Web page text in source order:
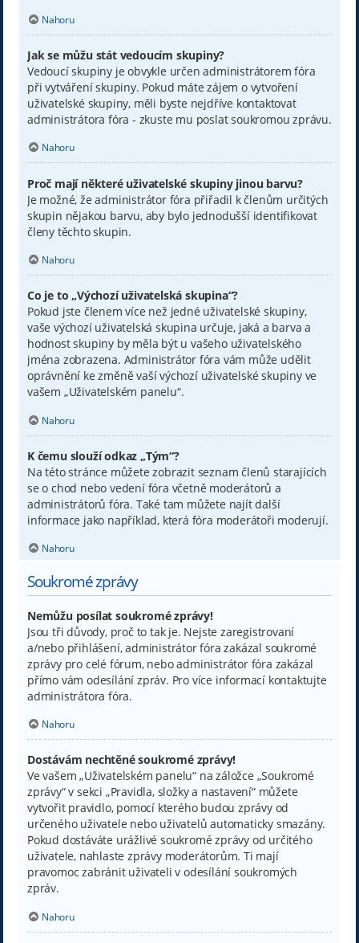
Nahoru
Jak se můžu stát vedoucím skupiny?
Vedoucí skupiny je obvykle určen administrátorem fóra
při vytváření skupiny. Pokud máte zájem o vytvoření
uživatelské skupiny, měli byste nejdříve kontaktovat
administrátora fóra - zkuste mu poslat soukromou zprávu.
Nahoru
Proč mají některé uživatelské skupiny jinou barvu?
Je možné, že administrátor fóra přiřadil k členům určitých
skupin nějakou barvu, aby bylo jednodušší identifikovat
členy těchto skupin.
Nahoru
Co je to „Výchozí uživatelská skupina“?
Pokud jste členem více než jedné uživatelské skupiny,
vaše výchozí uživatelská skupina určuje, jaká a barva a
hodnost skupiny by měla být u vašeho uživatelského
jména zobrazena. Administrátor fóra vám může udělit
oprávnění ke změně vaší výchozí uživatelské skupiny ve
vašem „Uživatelském panelu“.
Nahoru
K čemu slouží odkaz „Tým“?
Na této stránce můžete zobrazit seznam členů starajících
se o chod nebo vedení fóra včetně moderátorů a
administrátorů fóra. Také tam můžete najít další
informace jako například, která fóra moderátoři moderují.
Nahoru
Soukromé zprávy
Nemůžu posílat soukromé zprávy!
Jsou tři důvody, proč to tak je. Nejste zaregistrovaní
a/nebo přihlášení, administrátor fóra zakázal soukromé
zprávy pro celé fórum, nebo administrátor fóra zakázal
přímo vám odesílání zpráv. Pro více informací kontaktujte
administrátora fóra.
Nahoru
Dostávám nechtěné soukromé zprávy!
Ve vašem „Uživatelském panelu“ na záložce „Soukromé
zprávy“ v sekci „Pravidla, složky a nastavení“ můžete
vytvořit pravidlo, pomocí kterého budou zprávy od
určeného uživatele nebo uživatelů automaticky smazány.
Pokud dostáváte urážlivé soukromé zprávy od určitého
uživatele, nahlaste zprávy moderátorům. Ti mají
pravomoc zabránit uživateli v odesílání soukromých
zpráv.
Nahoru